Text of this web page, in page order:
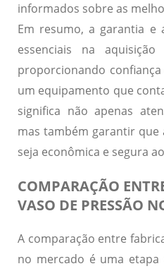
informados sobre as
Em resumo, a garantia e
essenciais na
proporcionando
um equipamento que
significa não apenas
mas também garantir que
seja econômica e segura
COMPARAÇÃO
VASO DE PRESSÃO
A comparação entre
no mercado é uma